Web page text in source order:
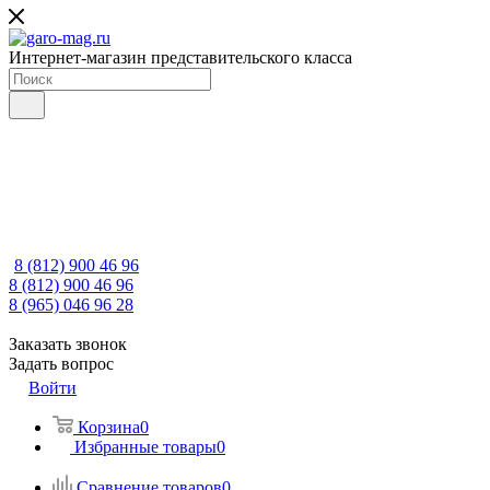
Интернет-магазин представительского класса
8 (812) 900 46 96
8 (812) 900 46 96
8 (965) 046 96 28
Заказать звонок
Задать вопрос
Войти
Корзина0
Избранные товары0